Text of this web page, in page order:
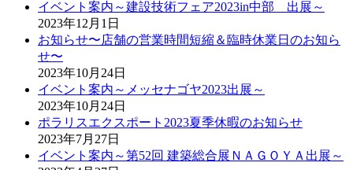
イベント案内～建設技術フェア2023in中部 出展～
2023年12月1日
お知らせ〜店舗の営業時間短縮＆臨時休業日のお知ら
せ〜
2023年10月24日
イベント案内～メッセナゴヤ2023出展～
2023年10月24日
ポラリスエクスポート2023夏季休暇のお知らせ
2023年7月27日
イベント案内～第52回 建築総合展ＮＡＧＯＹＡ出展～